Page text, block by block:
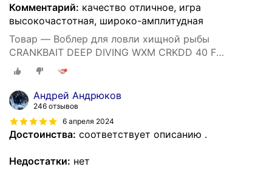
Комментарий: качество отличное, игра
высокочастотная, широко-амплитудная
Товар — Воблер для ловли хищной рыбы
CRANKBAIT DEEP DIVING WXM CRKDD 40 F
ORANGETIGER
Андрей Андрюков
246 отзывов
6 апреля 2024
Достоинства: соответствует описанию .
Недостатки: нет